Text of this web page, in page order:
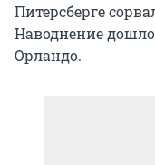
Питерсберге
Наводнение
Орландо.